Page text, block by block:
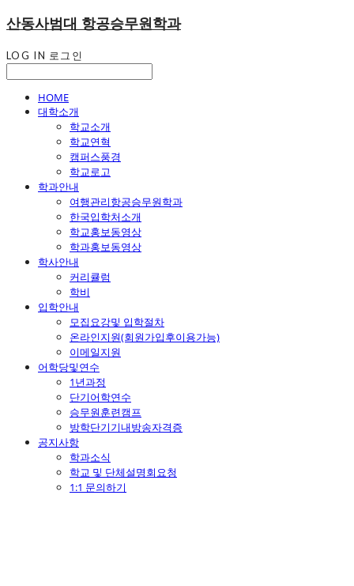
산동사범대 항공승무원학과
LOG IN 로그인
HOME
대학소개
학교소개
학교연혁
캠퍼스풍경
학교로고
학과안내
여행관리항공승무원학과
한국입학처소개
학교홍보동영상
학과홍보동영상
학사안내
커리큘럼
학비
입학안내
모집요강및 입학절차
온라인지원(회원가입후이용가능)
이메일지원
어학당및연수
1년과정
단기어학연수
승무원훈련캠프
방학단기기내방송자격증
공지사항
학과소식
학교 및 단체설명회요청
1:1 문의하기